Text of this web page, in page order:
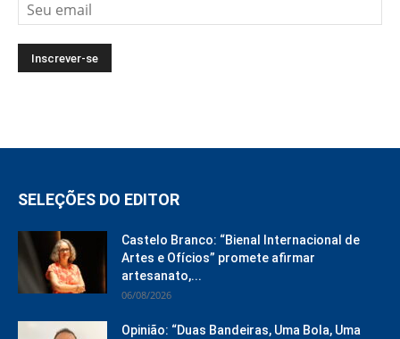
SELEÇÕES DO EDITOR
Castelo Branco: “Bienal Internacional de
Artes e Ofícios” promete afirmar
artesanato,...
06/08/2026
Opinião: “Duas Bandeiras, Uma Bola, Uma